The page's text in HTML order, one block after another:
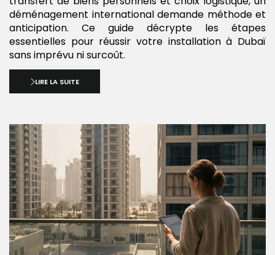
déménagement international demande méthode et
anticipation. Ce guide décrypte les étapes
essentielles pour réussir votre installation à Dubaï
sans imprévu ni surcoût.
LIRE LA SUITE